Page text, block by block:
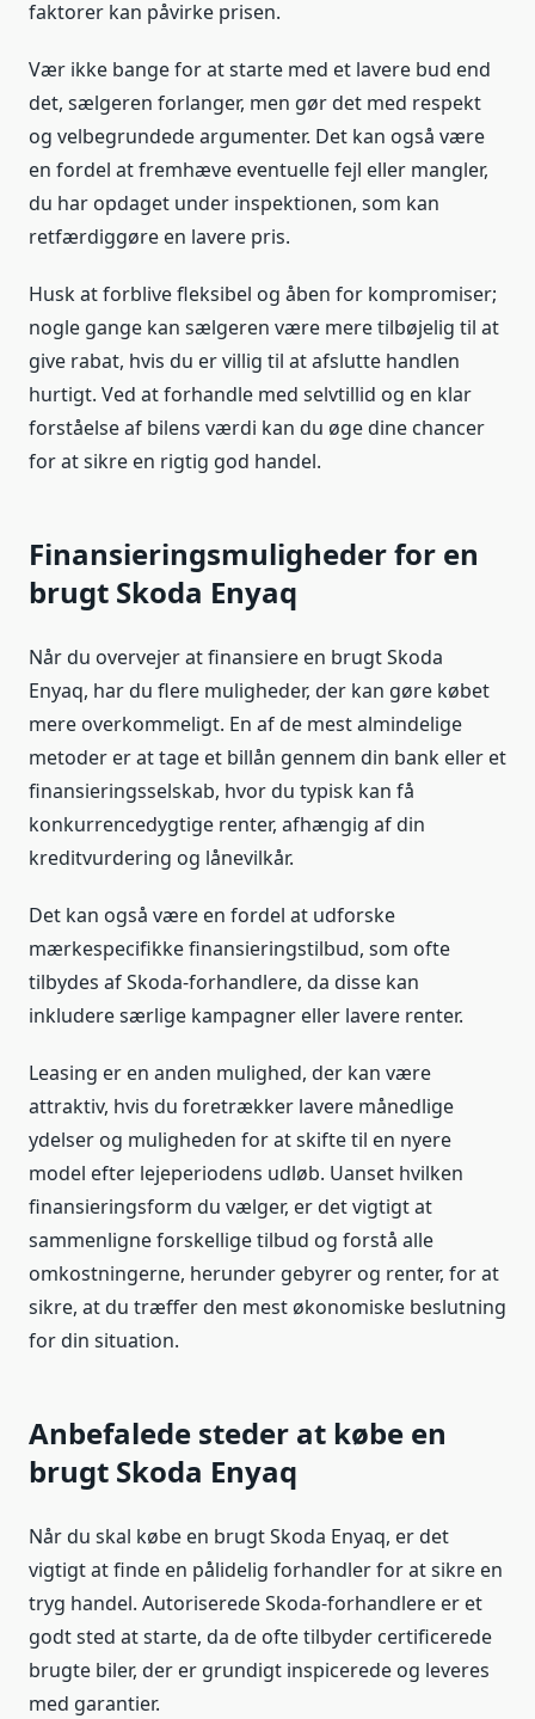
faktorer kan påvirke prisen.
Vær ikke bange for at starte med et lavere bud end
det, sælgeren forlanger, men gør det med respekt
og velbegrundede argumenter. Det kan også være
en fordel at fremhæve eventuelle fejl eller mangler,
du har opdaget under inspektionen, som kan
retfærdiggøre en lavere pris.
Husk at forblive fleksibel og åben for kompromiser;
nogle gange kan sælgeren være mere tilbøjelig til at
give rabat, hvis du er villig til at afslutte handlen
hurtigt. Ved at forhandle med selvtillid og en klar
forståelse af bilens værdi kan du øge dine chancer
for at sikre en rigtig god handel.
Finansieringsmuligheder for en
brugt Skoda Enyaq
Når du overvejer at finansiere en brugt Skoda
Enyaq, har du flere muligheder, der kan gøre købet
mere overkommeligt. En af de mest almindelige
metoder er at tage et billån gennem din bank eller et
finansieringsselskab, hvor du typisk kan få
konkurrencedygtige renter, afhængig af din
kreditvurdering og lånevilkår.
Det kan også være en fordel at udforske
mærkespecifikke finansieringstilbud, som ofte
tilbydes af Skoda-forhandlere, da disse kan
inkludere særlige kampagner eller lavere renter.
Leasing er en anden mulighed, der kan være
attraktiv, hvis du foretrækker lavere månedlige
ydelser og muligheden for at skifte til en nyere
model efter lejeperiodens udløb. Uanset hvilken
finansieringsform du vælger, er det vigtigt at
sammenligne forskellige tilbud og forstå alle
omkostningerne, herunder gebyrer og renter, for at
sikre, at du træffer den mest økonomiske beslutning
for din situation.
Anbefalede steder at købe en
brugt Skoda Enyaq
Når du skal købe en brugt Skoda Enyaq, er det
vigtigt at finde en pålidelig forhandler for at sikre en
tryg handel. Autoriserede Skoda-forhandlere er et
godt sted at starte, da de ofte tilbyder certificerede
brugte biler, der er grundigt inspicerede og leveres
med garantier.